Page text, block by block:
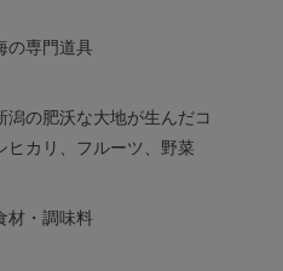
の専門道具
潟の肥沃な大地が生んだコ
ヒカリ、フルーツ、野菜
材・調味料